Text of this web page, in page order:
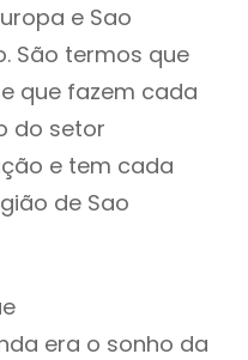
e Sao
São termos que
que fazem cada
do setor
e tem cada
de Sao
era o sonho da